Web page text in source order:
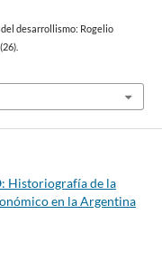
desarrollismo: Rogelio
(26).
Historiografía de la
en la Argentina